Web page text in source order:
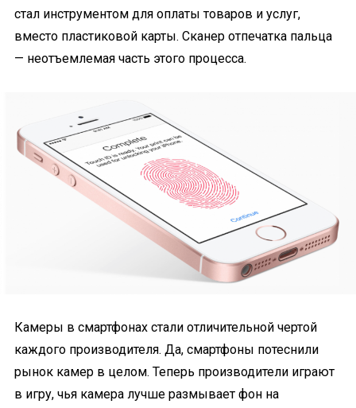
стал инструментом для оплаты товаров и услуг,
вместо пластиковой карты. Сканер отпечатка пальца
— неотъемлемая часть этого процесса.
Камеры в смартфонах стали отличительной чертой
каждого производителя. Да, смартфоны потеснили
рынок камер в целом. Теперь производители играют
в игру, чья камера лучше размывает фон на